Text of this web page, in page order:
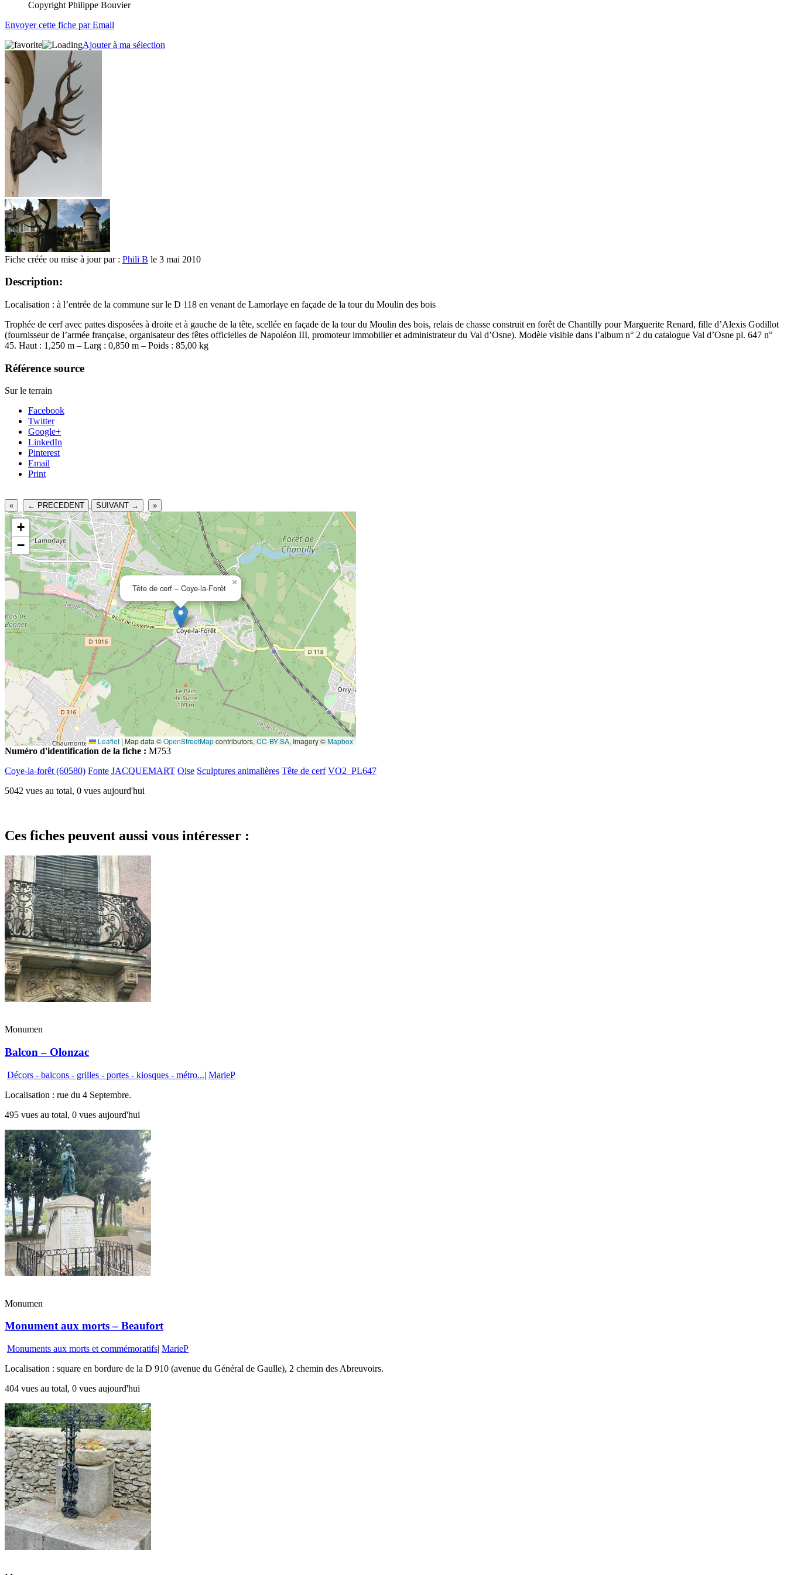
Copyright Philippe Bouvier
Envoyer cette fiche par Email
Ajouter à ma sélection
Fiche créée ou mise à jour par : Phili B le 3 mai 2010
Description:
Localisation : à l’entrée de la commune sur le D 118 en venant de Lamorlaye en façade de la tour du Moulin des bois
Trophée de cerf avec pattes disposées à droite et à gauche de la tête, scellée en façade de la tour du Moulin des bois, relais de chasse construit en forêt de Chantilly pour Marguerite Renard, fille d’Alexis Godillot
(fournisseur de l’armée française, organisateur des fêtes officielles de Napoléon III, promoteur immobilier et administrateur du Val d’Osne). Modèle visible dans l’album n° 2 du catalogue Val d’Osne pl. 647 n°
45. Haut : 1,250 m – Larg : 0,850 m – Poids : 85,00 kg
Référence source
Sur le terrain
Facebook
Twitter
Google+
LinkedIn
Pinterest
Email
Print
« ← PRECEDENT SUIVANT → »
Tête de cerf – Coye-la-Forêt
×
+
−
Leaflet | Map data ©OpenStreetMapcontributors,CC-BY-SA, Imagery ©Mapbox
Numéro d'identification de la fiche : M753
Coye-la-forêt (60580) Fonte JACQUEMART Oise Sculptures animalières Tête de cerf VO2_PL647
5042 vues au total, 0 vues aujourd'hui
Ces fiches peuvent aussi vous intéresser :
Monumen
Balcon – Olonzac
Décors - balcons - grilles - portes - kiosques - métro...| MarieP
Localisation : rue du 4 Septembre.
495 vues au total, 0 vues aujourd'hui
Monumen
Monument aux morts – Beaufort
Monuments aux morts et commémoratifs| MarieP
Localisation : square en bordure de la D 910 (avenue du Général de Gaulle), 2 chemin des Abreuvoirs.
404 vues au total, 0 vues aujourd'hui